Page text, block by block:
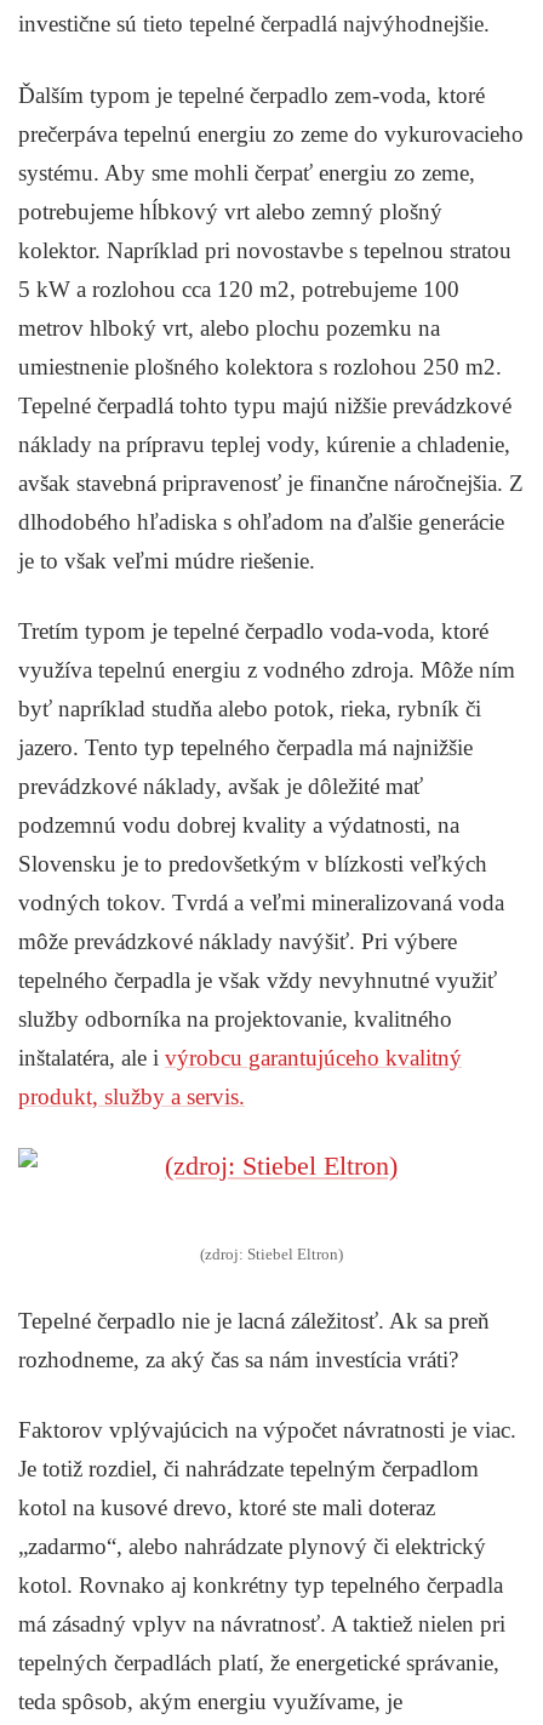
investične sú tieto tepelné čerpadlá najvýhodnejšie.
Ďalším typom je tepelné čerpadlo zem-voda, ktoré
prečerpáva tepelnú energiu zo zeme do vykurovacieho
systému. Aby sme mohli čerpať energiu zo zeme,
potrebujeme hĺbkový vrt alebo zemný plošný
kolektor. Napríklad pri novostavbe s tepelnou stratou
5 kW a rozlohou cca 120 m2, potrebujeme 100
metrov hlboký vrt, alebo plochu pozemku na
umiestnenie plošného kolektora s rozlohou 250 m2.
Tepelné čerpadlá tohto typu majú nižšie prevádzkové
náklady na prípravu teplej vody, kúrenie a chladenie,
avšak stavebná pripravenosť je finančne náročnejšia. Z
dlhodobého hľadiska s ohľadom na ďalšie generácie
je to však veľmi múdre riešenie.
Tretím typom je tepelné čerpadlo voda-voda, ktoré
využíva tepelnú energiu z vodného zdroja. Môže ním
byť napríklad studňa alebo potok, rieka, rybník či
jazero. Tento typ tepelného čerpadla má najnižšie
prevádzkové náklady, avšak je dôležité mať
podzemnú vodu dobrej kvality a výdatnosti, na
Slovensku je to predovšetkým v blízkosti veľkých
vodných tokov. Tvrdá a veľmi mineralizovaná voda
môže prevádzkové náklady navýšiť. Pri výbere
tepelného čerpadla je však vždy nevyhnutné využiť
služby odborníka na projektovanie, kvalitného
inštalatéra, ale i výrobcu garantujúceho kvalitný
produkt, služby a servis.
(zdroj: Stiebel Eltron)
Tepelné čerpadlo nie je lacná záležitosť. Ak sa preň
rozhodneme, za aký čas sa nám investícia vráti?
Faktorov vplývajúcich na výpočet návratnosti je viac.
Je totiž rozdiel, či nahrádzate tepelným čerpadlom
kotol na kusové drevo, ktoré ste mali doteraz
„zadarmo“, alebo nahrádzate plynový či elektrický
kotol. Rovnako aj konkrétny typ tepelného čerpadla
má zásadný vplyv na návratnosť. A taktiež nielen pri
tepelných čerpadlách platí, že energetické správanie,
teda spôsob, akým energiu využívame, je